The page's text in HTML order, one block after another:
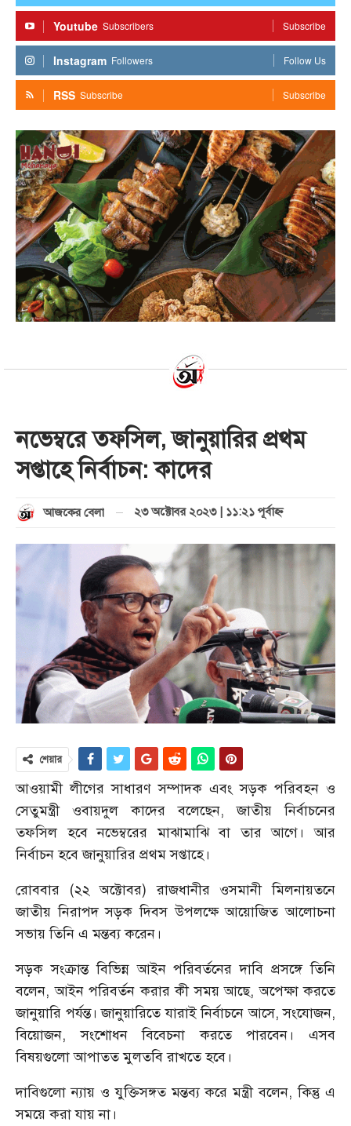
Youtube Subscribers Subscribe
Instagram Followers Follow Us
RSS Subscribe Subscribe
নভেম্বরে তফসিল, জানুয়ারির প্রথম
সপ্তাহে নির্বাচন: কাদের
আজকের বেলা ২৩ অক্টোবর ২০২৩ | ১১:২১ পূর্বাহ্ণ
শেয়ার
আওয়ামী লীগের সাধারণ সম্পাদক এবং সড়ক পরিবহন ও
সেতুমন্ত্রী ওবায়দুল কাদের বলেছেন, জাতীয় নির্বাচনের
তফসিল হবে নভেম্বরের মাঝামাঝি বা তার আগে। আর
নির্বাচন হবে জানুয়ারির প্রথম সপ্তাহে।
রোববার (২২ অক্টোবর) রাজধানীর ওসমানী মিলনায়তনে
জাতীয় নিরাপদ সড়ক দিবস উপলক্ষে আয়োজিত আলোচনা
সভায় তিনি এ মন্তব্য করেন।
সড়ক সংক্রান্ত বিভিন্ন আইন পরিবর্তনের দাবি প্রসঙ্গে তিনি
বলেন, আইন পরিবর্তন করার কী সময় আছে, অপেক্ষা করতে
জানুয়ারি পর্যন্ত। জানুয়ারিতে যারাই নির্বাচনে আসে, সংযোজন,
বিয়োজন, সংশোধন বিবেচনা করতে পারবেন। এসব
বিষয়গুলো আপাতত মুলতবি রাখতে হবে।
দাবিগুলো ন্যায় ও যুক্তিসঙ্গত মন্তব্য করে মন্ত্রী বলেন, কিন্তু এ
সময়ে করা যায় না।